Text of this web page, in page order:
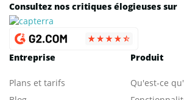
Consultez nos critiques élogieuses sur
Entreprise
Plans et tarifs
Produit
Qu'est-ce